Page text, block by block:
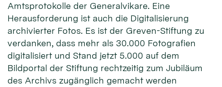
Amtsprotokolle der Generalvikare. Eine
Herausforderung ist auch die Digitalisierung
archivierter Fotos. Es ist der Greven-Stiftung zu
verdanken, dass mehr als 30.000 Fotografien
digitalisiert und Stand jetzt 5.000 auf dem
Bildportal der Stiftung rechtzeitig zum Jubiläum
des Archivs zugänglich gemacht werden